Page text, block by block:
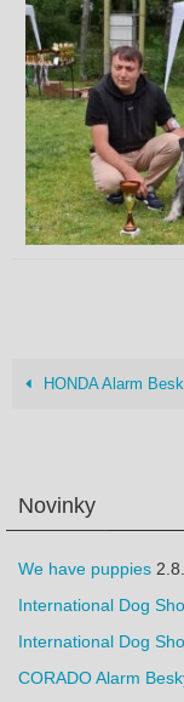
HONDA Alarm
Novinky
We have puppies
International Dog
International Dog
CORADO Alarm